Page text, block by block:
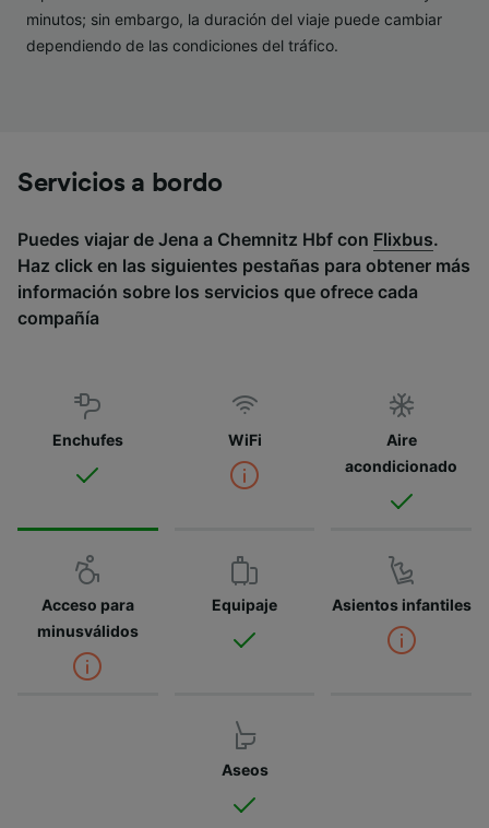
minutos; sin embargo, la duración del viaje puede cambiar
dependiendo de las condiciones del tráfico.
Servicios a bordo
Puedes viajar de Jena a Chemnitz Hbf con Flixbus.
Haz click en las siguientes pestañas para obtener más
información sobre los servicios que ofrece cada
compañía
Enchufes WiFi
Aire
acondicionado
Acceso para
minusválidos
Equipaje Asientos infantiles
Aseos